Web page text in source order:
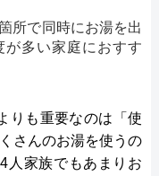
所で同時にお湯を出
多い家庭におすす
りも重要なのは「使
さんのお湯を使うの
人家族でもあまりお